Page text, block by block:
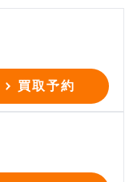
買取予約